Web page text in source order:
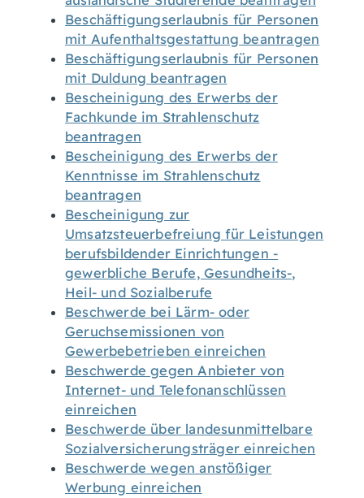
Beschäftigungserlaubnis für Personen
mit Aufenthaltsgestattung beantragen
Beschäftigungserlaubnis für Personen
mit Duldung beantragen
Bescheinigung des Erwerbs der
Fachkunde im Strahlenschutz
beantragen
Bescheinigung des Erwerbs der
Kenntnisse im Strahlenschutz
beantragen
Bescheinigung zur
Umsatzsteuerbefreiung für Leistungen
berufsbildender Einrichtungen -
gewerbliche Berufe, Gesundheits-,
Heil- und Sozialberufe
Beschwerde bei Lärm- oder
Geruchsemissionen von
Gewerbebetrieben einreichen
Beschwerde gegen Anbieter von
Internet- und Telefonanschlüssen
einreichen
Beschwerde über landesunmittelbare
Sozialversicherungsträger einreichen
Beschwerde wegen anstößiger
Werbung einreichen